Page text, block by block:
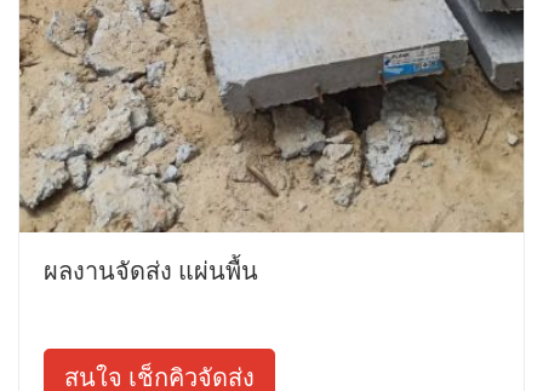
ผลงานจัดส่ง แผ่นพื้น
สนใจ เช็กคิวจัดส่ง